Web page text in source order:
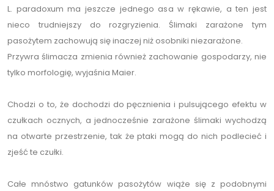
L. paradoxum ma jeszcze jednego asa w rękawie, a ten jest
nieco trudniejszy do rozgryzienia. Ślimaki zarażone tym
pasożytem zachowują się inaczej niż osobniki niezarażone.
Przywra ślimacza zmienia również zachowanie gospodarzy, nie
tylko morfologię, wyjaśnia Maier.
Chodzi o to, że dochodzi do pęcznienia i pulsującego efektu w
czułkach ocznych, a jednocześnie zarażone ślimaki wychodzą
na otwarte przestrzenie, tak że ptaki mogą do nich podlecieć i
zjeść te czułki.
Całe mnóstwo gatunków pasożytów wiąże się z podobnymi